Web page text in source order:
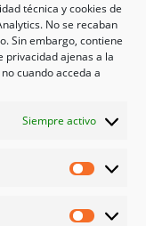
técnica y cookies de
No se recaban
Sin embargo, contiene
privacidad ajenas a la
cuando acceda a
Siempre activo